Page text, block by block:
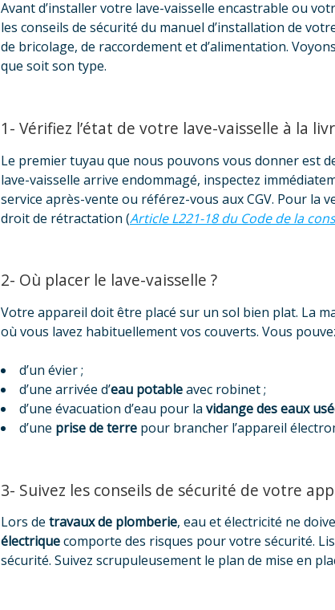
Avant d’installer votre lave-vaisselle encastrable ou
les conseils de sécurité du manuel d’installation de
de bricolage, de raccordement et d’alimentation.
que soit son type.
1- Vérifiez l’état de votre lave-vaisselle à la
Le premier tuyau que nous pouvons vous donner est
lave-vaisselle arrive endommagé, inspectez
service après-vente ou référez-vous aux CGV. Pour la
droit de rétractation (Article L221-18 du Code de la
2- Où placer le lave-vaisselle ?
Votre appareil doit être placé sur un sol bien plat. La
où vous lavez habituellement vos couverts. Vous
d’un évier ;
d’une arrivée d’eau potableavec robinet ;
d’une évacuation d’eau pour la vidange des eaux
d’une prise de terre pour brancher l’appareil
3- Suivez les conseils de sécurité de votre
Lors de travaux de plomberie, eau et électricité ne
électriquecomporte des risques pour votre sécurité.
sécurité. Suivez scrupuleusement le plan de mise en